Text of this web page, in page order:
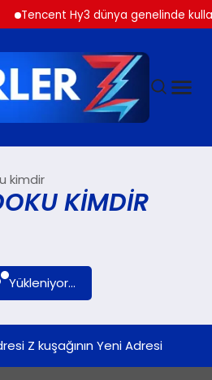
Tencent Hy3 dünya genelinde
kimdir
KIMDIR
Yükleniyor...
Z kuşağının Yeni Adresi